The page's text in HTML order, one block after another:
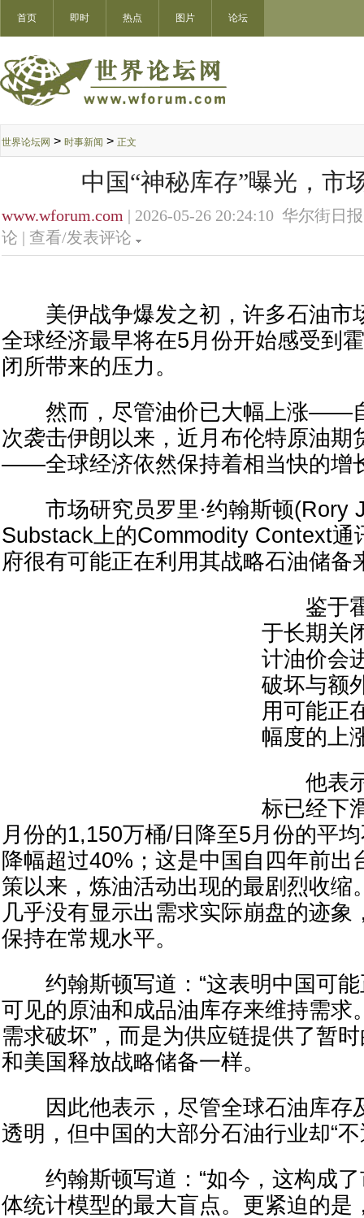
首页 即时 热点 图片 论坛
世界论坛网 > 时事新闻 > 正文
中国“神秘库存”曝光，市
www.wforum.com | 2026-05-26 20:24:10 华尔街日
论 | 查看/发表评论
美伊战争爆发之初，许多石油市
全球经济最早将在5月份开始感受到
闭所带来的压力。
然而，尽管油价已大幅上涨——
次袭击伊朗以来，近月布伦特原油期
——全球经济依然保持着相当快的增
市场研究员罗里·约翰斯顿(Rory
Substack上的Commodity Context通
府很有可能正在利用其战略石油储备
鉴于霍
于长期关
计油价会
破坏与额
用可能正
幅度的上
他表示
标已经下
月份的1,150万桶/日降至5月份的平
降幅超过40%；这是中国自四年前出
策以来，炼油活动出现的最剧烈收缩
几乎没有显示出需求实际崩盘的迹象
保持在常规水平。
约翰斯顿写道：“这表明中国可能
可见的原油和成品油库存来维持需求
需求破坏”，而是为供应链提供了暂
和美国释放战略储备一样。
因此他表示，尽管全球石油库存
透明，但中国的大部分石油行业却“
约翰斯顿写道：“如今，这构成了
体统计模型的最大盲点。更紧迫的是